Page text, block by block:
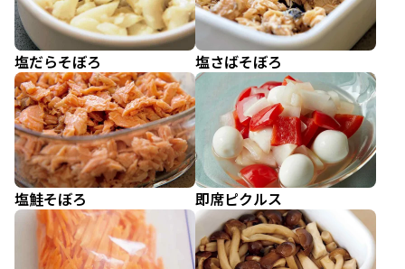
塩だらそぼろ 塩さばそぼろ
塩鮭そぼろ 即席ピクルス